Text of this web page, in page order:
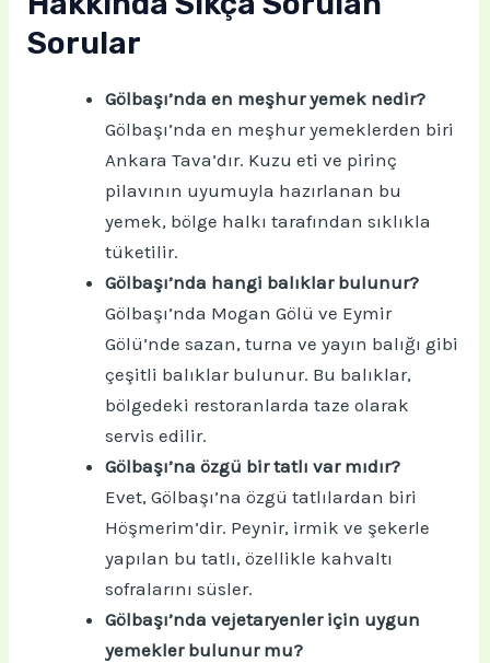
Sorular
Gölbaşı’nda en meşhur yemek nedir?
Gölbaşı’nda en meşhur yemeklerden biri
Ankara Tava’dır. Kuzu eti ve pirinç
pilavının uyumuyla hazırlanan bu
yemek, bölge halkı tarafından sıklıkla
tüketilir.
Gölbaşı’nda hangi balıklar bulunur?
Gölbaşı’nda Mogan Gölü ve Eymir
Gölü’nde sazan, turna ve yayın balığı gibi
çeşitli balıklar bulunur. Bu balıklar,
bölgedeki restoranlarda taze olarak
servis edilir.
Gölbaşı’na özgü bir tatlı var mıdır?
Evet, Gölbaşı’na özgü tatlılardan biri
Höşmerim’dir. Peynir, irmik ve şekerle
yapılan bu tatlı, özellikle kahvaltı
sofralarını süsler.
Gölbaşı’nda vejetaryenler için uygun
yemekler bulunur mu?